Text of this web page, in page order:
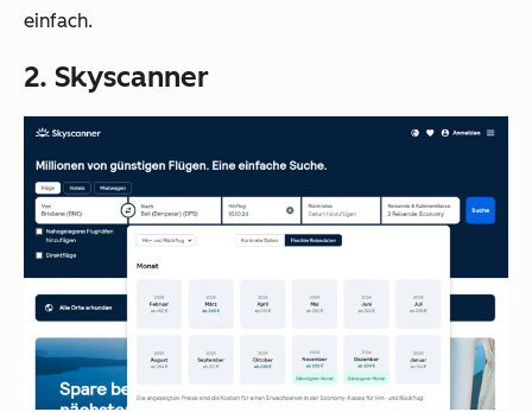
einfach.
2. Skyscanner